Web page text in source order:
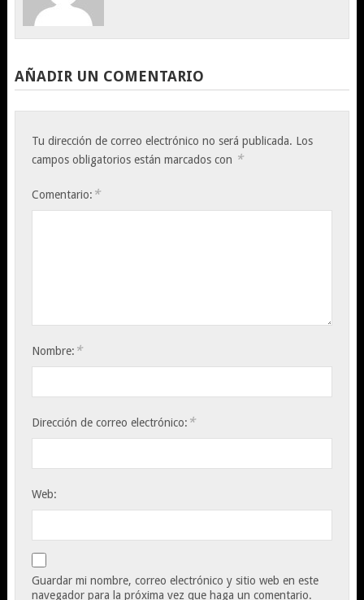
AÑADIR UN COMENTARIO
Tu dirección de correo electrónico no será publicada. Los
campos obligatorios están marcados con *
Comentario: *
Nombre: *
Dirección de correo electrónico: *
Web:
Guardar mi nombre, correo electrónico y sitio web en este
navegador para la próxima vez que haga un comentario.